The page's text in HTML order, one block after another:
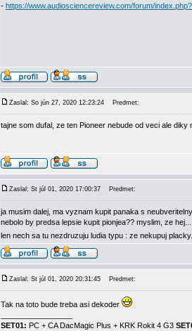
- https://www.audiosciencereview.com/forum/
Zaslal: So jún 27, 2020 12:23:24 Predmet:
tajne som dufal, ze ten Pioneer nebude od veci ale diky
Zaslal: St júl 01, 2020 17:00:37 Predmet:
ja musim dalej, ma vyznam kupit panaka s
nebolo by predsa lepsie kupit pionjea?? myslim, ze
len nech sa tu nezdruzuju ludia typu : ze nekupuj
Zaslal: St júl 01, 2020 20:31:45 Predmet:
Tak na toto bude treba asi dekoder
SET01: PC + CA DacMagic Plus + KRK Rokit 4 G3